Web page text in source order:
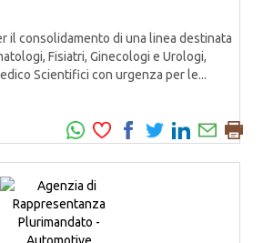
il consolidamento di una linea destinata
Fisiatri, Ginecologi e Urologi,
Scientifici con urgenza per le...